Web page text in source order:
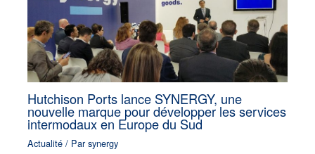
Hutchison Ports lance SYNERGY, une
nouvelle marque pour développer les services
intermodaux en Europe du Sud
Actualité / Parsynergy